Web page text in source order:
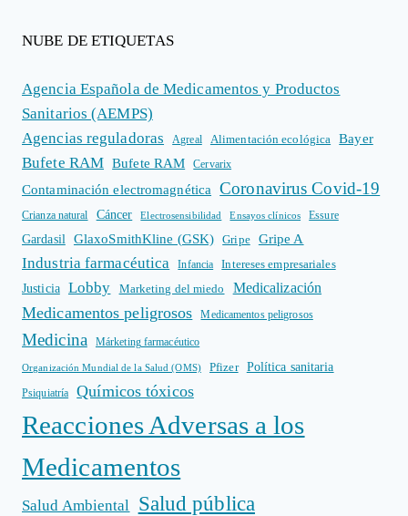
NUBE DE ETIQUETAS
Agencia Española de Medicamentos y Productos
Sanitarios (AEMPS)
Agencias reguladoras
Agreal Alimentación ecológica Bayer
Bufete RAM Bufete RAM Cervarix
Contaminación electromagnética Coronavirus Covid-19
Crianza natural Cáncer Electrosensibilidad Ensayos clínicos Essure
Gardasil GlaxoSmithKline (GSK) Gripe Gripe A
Industria farmacéutica Infancia
Intereses empresariales
Justicia
Lobby Marketing del miedo Medicalización
Medicamentos peligrosos Medicamentos peligrosos
Medicina Márketing farmacéutico
Organización Mundial de la Salud (OMS) Pfizer Política sanitaria
Psiquiatría Químicos tóxicos
Reacciones Adversas a los
Medicamentos
Salud Ambiental Salud pública